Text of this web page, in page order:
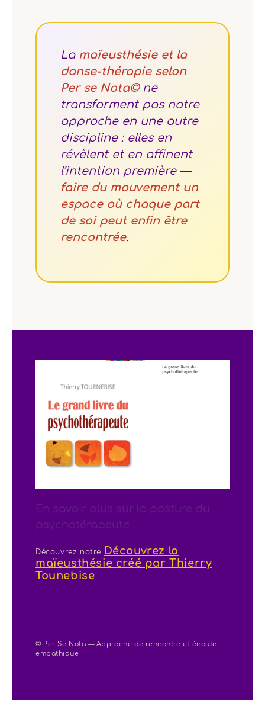
La maïeusthésie et la
danse-thérapie selon
Per se Nota©ne
transforment pas notre
approche en une autre
discipline : elles en
révèlent et en affinent
l’intention première —
faire du mouvement un
espace où chaque part
de soi peut enfin être
rencontrée.
En savoir plus sur la posture du
psychotérapeute
Découvrez notre
Découvrez la
maïeusthésie créé par Thierry
Tounebise
© Per Se Nota — Approche de rencontre et écoute
empathique